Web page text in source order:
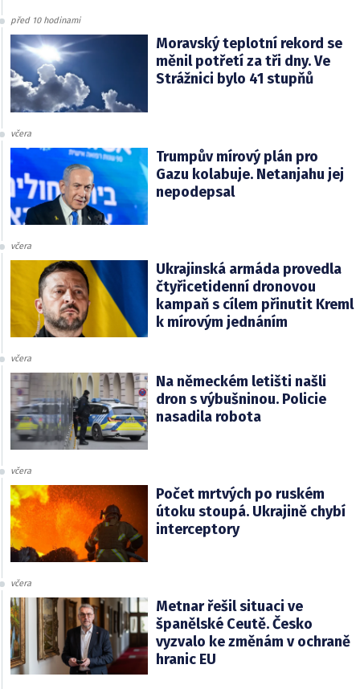
před 10 hodinami
Moravský teplotní rekord se
měnil potřetí za tři dny. Ve
Strážnici bylo 41 stupňů
včera
Trumpův mírový plán pro
Gazu kolabuje. Netanjahu jej
nepodepsal
včera
Ukrajinská armáda provedla
čtyřicetidenní dronovou
kampaň s cílem přinutit Kreml
k mírovým jednáním
včera
Na německém letišti našli
dron s výbušninou. Policie
nasadila robota
včera
Počet mrtvých po ruském
útoku stoupá. Ukrajině chybí
interceptory
včera
Metnar řešil situaci ve
španělské Ceutě. Česko
vyzvalo ke změnám v ochraně
hranic EU